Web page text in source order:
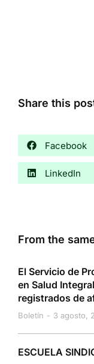
Share this
Facebook
LinkedIn
From the
El Servicio de
en Salud
registrados de
Boletín 3 agosto,
ESCUELA